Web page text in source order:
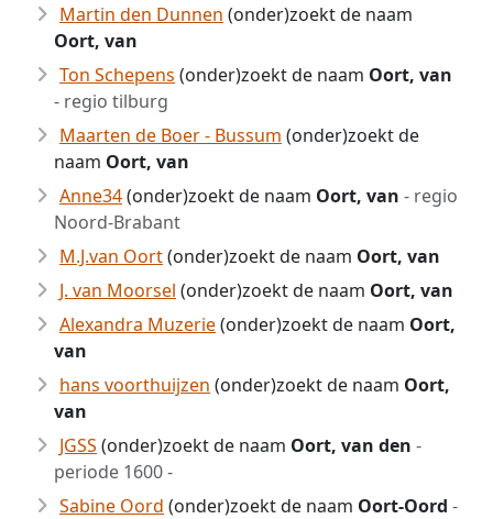
Martin den Dunnen (onder)zoekt de naam
Oort, van
Ton Schepens (onder)zoekt de naam Oort, van
- regio tilburg
Maarten de Boer - Bussum (onder)zoekt de
naam Oort, van
Anne34(onder)zoekt de naam Oort, van - regio
Noord-Brabant
M.J.van Oort(onder)zoekt de naam Oort, van
J. van Moorsel (onder)zoekt de naam Oort, van
Alexandra Muzerie(onder)zoekt de naam Oort,
van
hans voorthuijzen (onder)zoekt de naam Oort,
van
JGSS (onder)zoekt de naam Oort, van den -
periode 1600 -
Sabine Oord (onder)zoekt de naam Oort-Oord -